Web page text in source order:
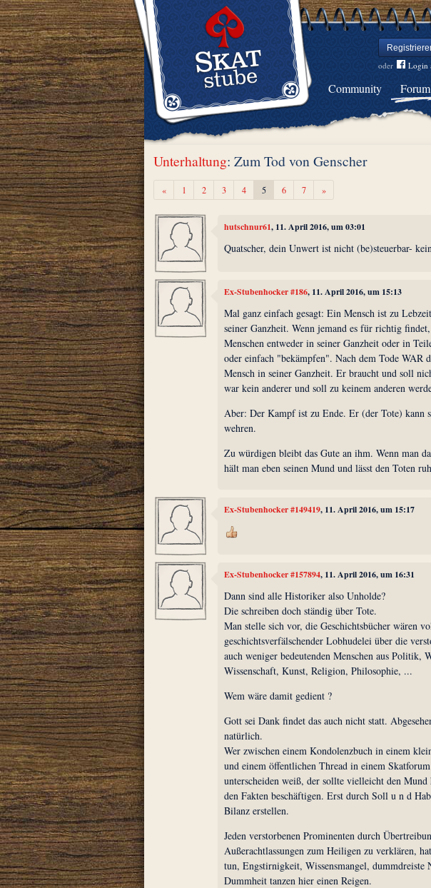
oder Login
Community Forum
Unterhaltung: Zum Tod von Genscher
«Zurück1 2 3 4 5 6 7 »Weiter
hutschnur61, 11. April 2016, um 03:01
Quatscher, dein Unwert ist nicht (be)steuerbar-
Ex-Stubenhocker #186, 11. April 2016, um 15:13
Mal ganz einfach gesagt: Ein Mensch ist zu
seiner Ganzheit. Wenn jemand es für richtig
Menschen entweder in seiner Ganzheit oder in
oder einfach "bekämpfen". Nach dem Tode WAR
Mensch in seiner Ganzheit. Er braucht und soll
war kein anderer und soll zu keinem anderen
Aber: Der Kampf ist zu Ende. Er (der Tote) kann
wehren.
Zu würdigen bleibt das Gute an ihm. Wenn man
hält man eben seinen Mund und lässt den Toten
Ex-Stubenhocker #149419, 11. April 2016, um 15:17
Ex-Stubenhocker #157894, 11. April 2016, um 16:31
Dann sind alle Historiker also Unholde?
Die schreiben doch ständig über Tote.
Man stelle sich vor, die Geschichtsbücher wären
geschichtsverfälschender Lobhudelei über die
auch weniger bedeutenden Menschen aus Politik,
Wissenschaft, Kunst, Religion, Philosophie, ...
Wem wäre damit gedient ?
Gott sei Dank findet das auch nicht statt.
natürlich.
Wer zwischen einem Kondolenzbuch in einem
und einem öffentlichen Thread in einem
unterscheiden weiß, der sollte vielleicht den
den Fakten beschäftigen. Erst durch Soll u n d
Bilanz erstellen.
Jeden verstorbenen Prominenten durch
Außerachtlassungen zum Heiligen zu verklären,
tun, Engstirnigkeit, Wissensmangel, dummdreiste
Dummheit tanzen hier einen Reigen.